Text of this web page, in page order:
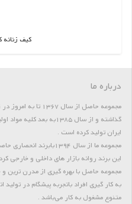
کیف زنانه کد
درباره ما
مجموعه حاصل از سال
گذاشته و از سال 1385به
ایران تولید کرده است .
مجموعه ما از سال
این برند روانه بازار های داخلی و خارجی
مجموعه حاصل با بهره گیری از مدرن
به کار گیری افراد باتجربه پیشگام در
متنوع مشغول به کار می‌باشد .